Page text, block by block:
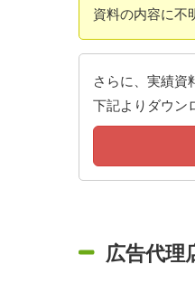
資料の内容に不
さらに、実績資
下記よりダウン
広告代理